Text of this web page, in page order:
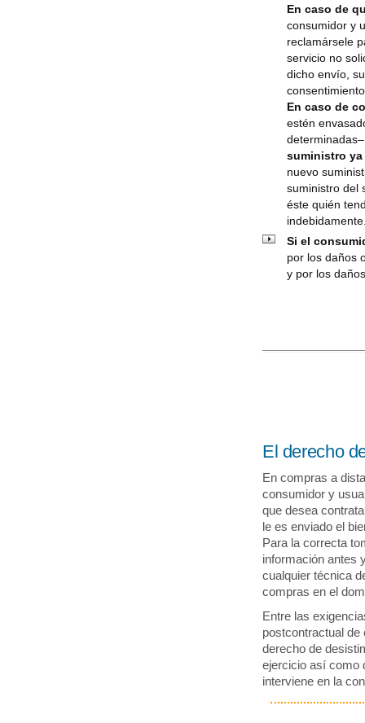
En caso de
consumidor y
reclamársele
servicio no
dicho envío,
En caso de
estén
suministro
nuevo
suministro del
éste quién
Si el
por los daños
y por los
El derecho
En compras a
consumidor y
que desea
le es enviado el
Para la correcta
información antes
cualquier técnica
compras en el
Entre las
postcontractual de
derecho de
ejercicio así como
interviene en la